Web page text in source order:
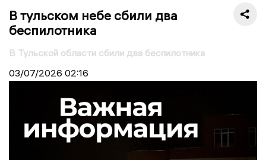
В тульском небе сбили два
беспилотника
В Тульской области сбили два беспилотника
03/07/2026 02:16